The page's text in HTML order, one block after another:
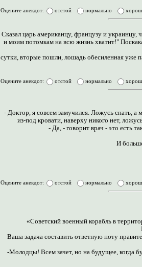
Оцените анекдот: отстой нормально
Cказал царь американцу, французу и украинцу,
и моим потомкам на всю жизнь хватит!"
сутки, вторые пошли, лошадь обесиленная уже
Оцените анекдот: отстой нормально
- Доктор, я совсем замучился. Ложусь спать,
из-под кровати, наверху никого нет,
- Да, - говорит врач - это есть
И
Оцените анекдот: отстой нормально
«Советский военный корабль в
Ваша задача составить ответную ноту
-Молодцы! Всем зачет, но на будущее, когда